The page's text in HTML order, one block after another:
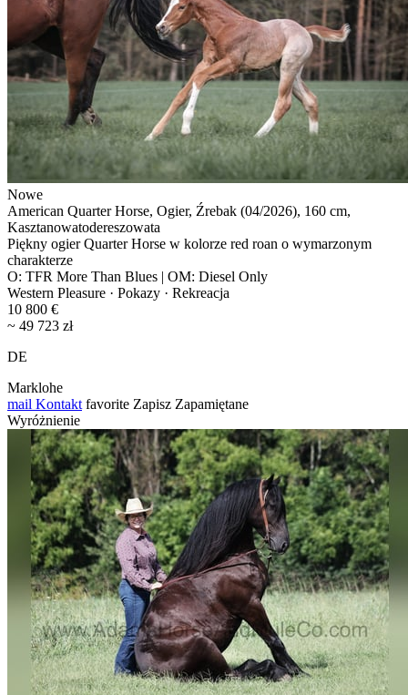
Nowe
American Quarter Horse, Ogier, Źrebak (04/2026), 160 cm,
Kasztanowatodereszowata
Piękny ogier Quarter Horse w kolorze red roan o wymarzonym
charakterze
O: TFR More Than Blues | OM: Diesel Only
Western Pleasure · Pokazy · Rekreacja
10 800 €
~ 49 723 zł
DE
Marklohe
mail Kontakt favorite Zapisz Zapamiętane
Wyróżnienie